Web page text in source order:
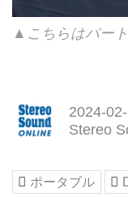
▲こちらはパー
2024-
Stereo
ポータブル